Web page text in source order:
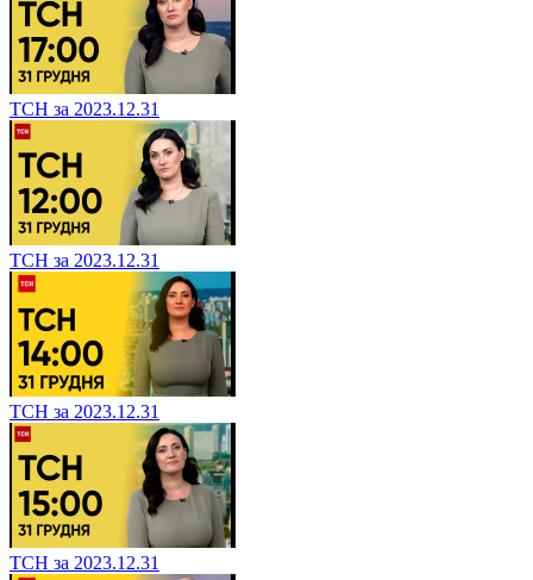
ТСН за 2023.12.31
ТСН за 2023.12.31
ТСН за 2023.12.31
ТСН за 2023.12.31